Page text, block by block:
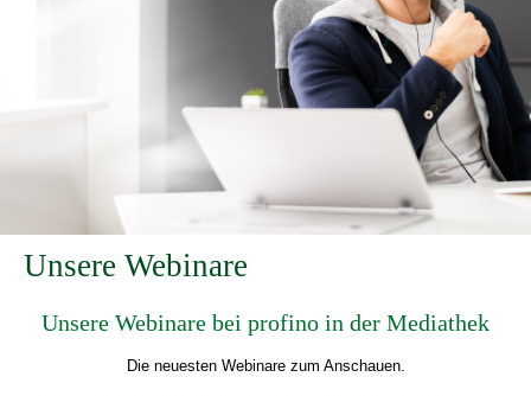
Unsere Webinare
Unsere Webinare bei profino in der Mediathek
Die neuesten Webinare zum Anschauen.